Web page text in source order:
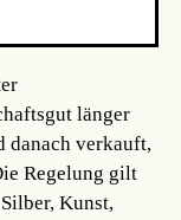
länger
danach verkauft,
Regelung gilt
Kunst,